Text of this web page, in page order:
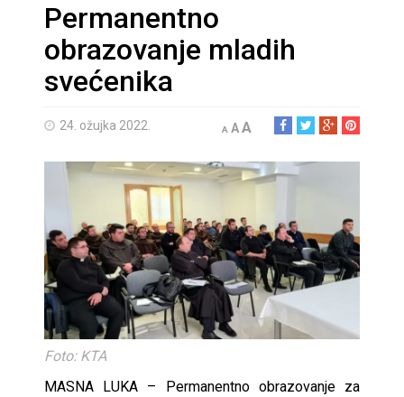
Permanentno
obrazovanje mladih
svećenika
24. ožujka 2022. A AA
Foto: KTA
MASNA LUKA – Permanentno obrazovanje za